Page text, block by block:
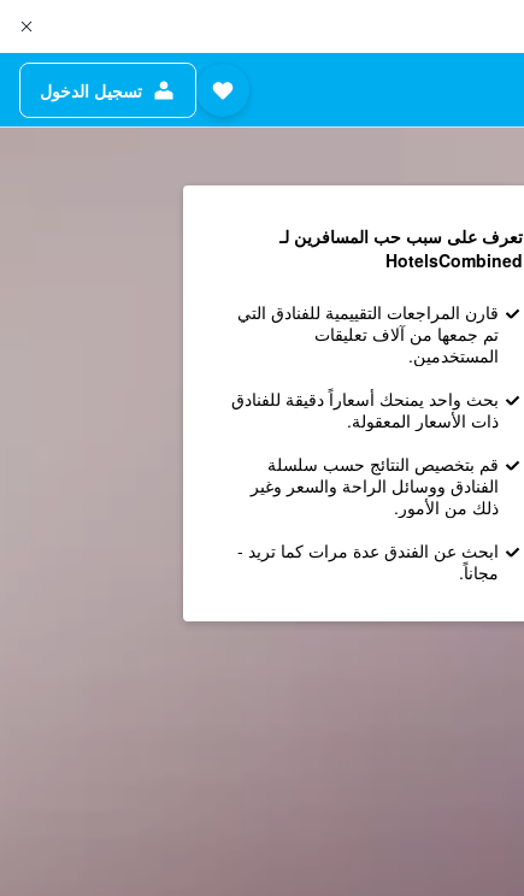
تسجيل الدخول
تعرف على سبب حب المسافرين لـ
HotelsCombined
قارن المراجعات التقييمية للفنادق التي
تم جمعها من آلاف تعليقات
المستخدمين.
بحث واحد يمنحك أسعاراً دقيقة للفنادق
ذات الأسعار المعقولة.
قم بتخصيص النتائج حسب سلسلة
الفنادق ووسائل الراحة والسعر وغير
ذلك من الأمور.
ابحث عن الفندق عدة مرات كما تريد -
مجاناً.